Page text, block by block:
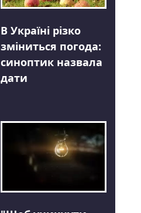
В Україні різко
зміниться погода:
синоптик назвала
дати